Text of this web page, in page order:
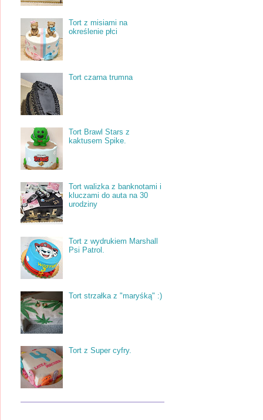
Tort z misiami na
określenie płci
Tort czarna trumna
Tort Brawl Stars z
kaktusem Spike.
Tort walizka z banknotami i
kluczami do auta na 30
urodziny
Tort z wydrukiem Marshall
Psi Patrol.
Tort strzałka z "maryśką" :)
Tort z Super cyfry.